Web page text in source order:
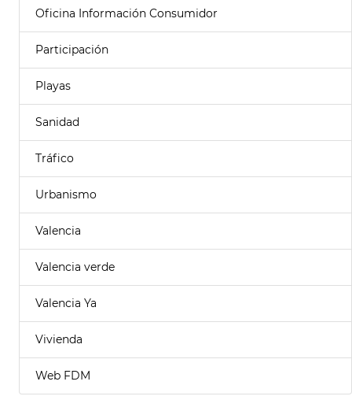
Oficina Información Consumidor
Participación
Playas
Sanidad
Tráfico
Urbanismo
Valencia
Valencia verde
Valencia Ya
Vivienda
Web FDM